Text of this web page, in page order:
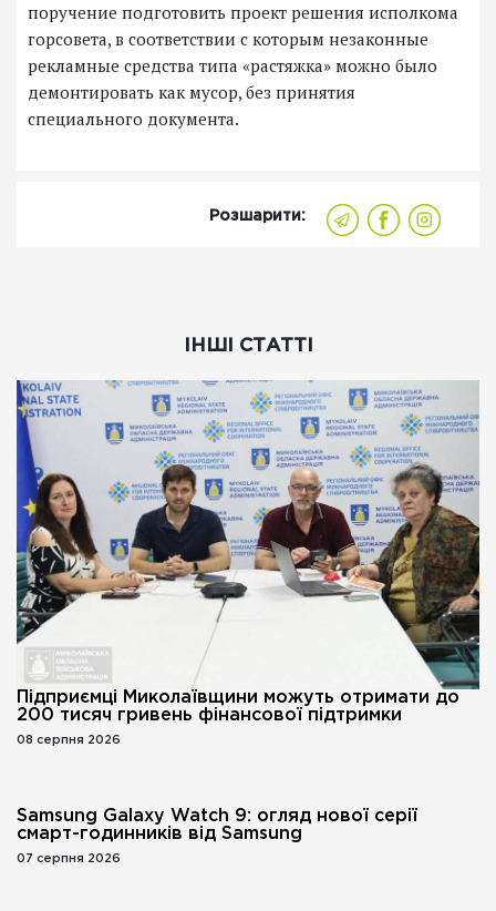
поручение подготовить проект решения исполкома
горсовета, в соответствии с которым незаконные
рекламные средства типа «растяжка» можно было
демонтировать как мусор, без принятия
специального документа.
Розшарити:
ІНШІ СТАТТІ
Підприємці Миколаївщини можуть отримати до
200 тисяч гривень фінансової підтримки
08 серпня 2026
Samsung Galaxy Watch 9: огляд нової серії
смарт-годинників від Samsung
07 серпня 2026